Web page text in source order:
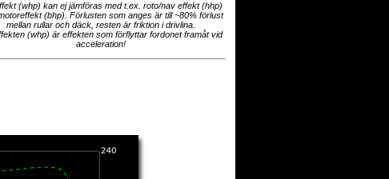
(whp) kan ej jämföras med t.ex. roto/nav effekt (hhp)
(bhp). Förlusten som anges är till ~80% förlust
mellan rullar och däck, resten är friktion i drivlina.
(whp) är effekten som förflyttar fordonet framåt vid
acceleration!